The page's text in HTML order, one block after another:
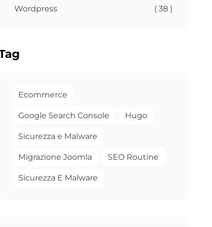
Wordpress ( 38 )
Ecommerce
Google Search Console Hugo
Sicurezza e Malware
Migrazione Joomla SEO Routine
Sicurezza E Malware